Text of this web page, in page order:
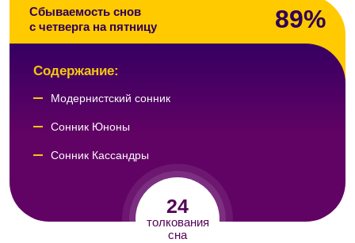
Сбываемость снов
с четверга на пятницу
89%
24
толкования
сна
Содержание:
Модернистский сонник
Сонник Юноны
Сонник Кассандры